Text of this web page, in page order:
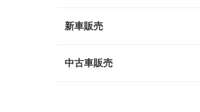
新車販売
中古車販売